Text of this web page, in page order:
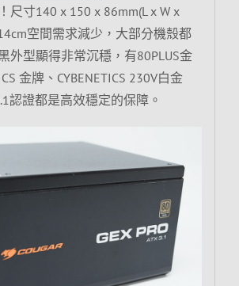
尺寸140 x 150 x 86mm(L x W x
空間需求減少，大部分機殼都
外型顯得非常沉穩，有80PLUS金
金牌、CYBENETICS 230V白金
認證都是高效穩定的保障。